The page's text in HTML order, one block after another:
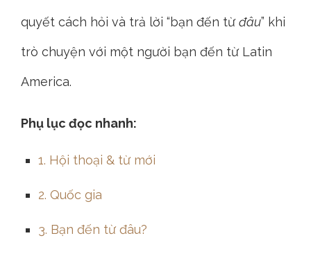
quyết cách hỏi và trả lời “bạn đến từđâu” khi
trò chuyện với một người bạn đến từ Latin
America.
Phụ lục đọc nhanh:
1. Hội thoại & từ mới
2. Quốc gia
3. Bạn đến từ đâu?